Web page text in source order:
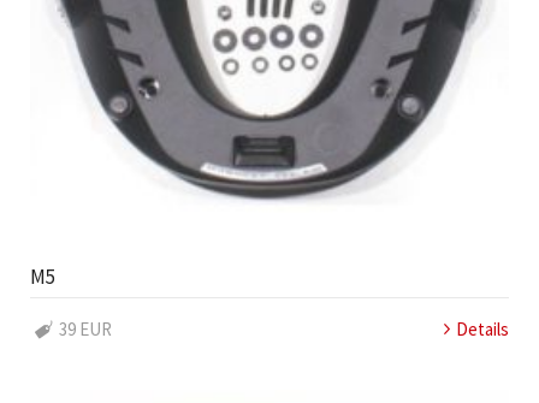
M5
39 EUR Details